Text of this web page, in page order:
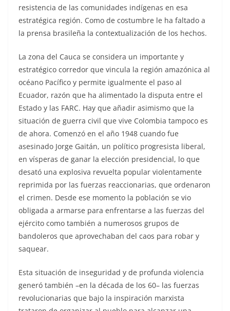
resistencia de las comunidades indígenas en esa
estratégica región. Como de costumbre le ha faltado a
la prensa brasileña la contextualización de los hechos.
La zona del Cauca se considera un importante y
estratégico corredor que vincula la región amazónica al
océano Pacífico y permite igualmente el paso al
Ecuador, razón que ha alimentado la disputa entre el
Estado y las FARC. Hay que añadir asimismo que la
situación de guerra civil que vive Colombia tampoco es
de ahora. Comenzó en el año 1948 cuando fue
asesinado Jorge Gaitán, un político progresista liberal,
en vísperas de ganar la elección presidencial, lo que
desató una explosiva revuelta popular violentamente
reprimida por las fuerzas reaccionarias, que ordenaron
el crimen. Desde ese momento la población se vio
obligada a armarse para enfrentarse a las fuerzas del
ejército como también a numerosos grupos de
bandoleros que aprovechaban del caos para robar y
saquear.
Esta situación de inseguridad y de profunda violencia
generó también –en la década de los 60– las fuerzas
revolucionarias que bajo la inspiración marxista